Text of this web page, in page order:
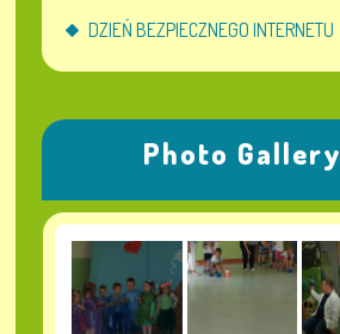
DZIEŃ BEZPIECZNEGO INTERNETU
Photo Gallery